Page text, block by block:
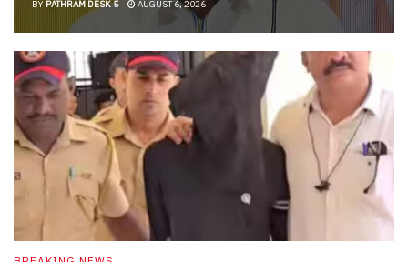
BY PATHRAM DESK 5 AUGUST 6, 2026